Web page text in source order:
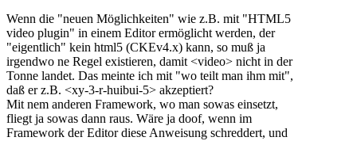
Wenn die "neuen Möglichkeiten" wie z.B. mit "HTML5
video plugin" in einem Editor ermöglicht werden, der
"eigentlich" kein html5 (CKEv4.x) kann, so muß ja
irgendwo ne Regel existieren, damit <video> nicht in der
Tonne landet. Das meinte ich mit "wo teilt man ihm mit",
daß er z.B. <xy-3-r-huibui-5> akzeptiert?
Mit nem anderen Framework, wo man sowas einsetzt,
fliegt ja sowas dann raus. Wäre ja doof, wenn im
Framework der Editor diese Anweisung schreddert, und